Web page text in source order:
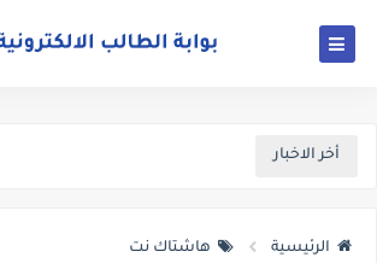
أخر الاخبار
الرئيسية هاشتاك نت